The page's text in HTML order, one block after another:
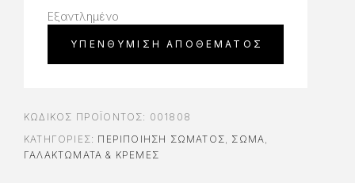
Εξαντλημένο
ΚΩΔΙΚΌΣ ΠΡΟΪΌΝΤΟΣ: 001808
ΚΑΤΗΓΟΡΊΕΣ: ΠΕΡΙΠΟΊΗΣΗ ΣΏΜΑΤΟΣ, ΣΩΜΑ,
ΓΑΛΑΚΤΏΜΑΤΑ & ΚΡΈΜΕΣ